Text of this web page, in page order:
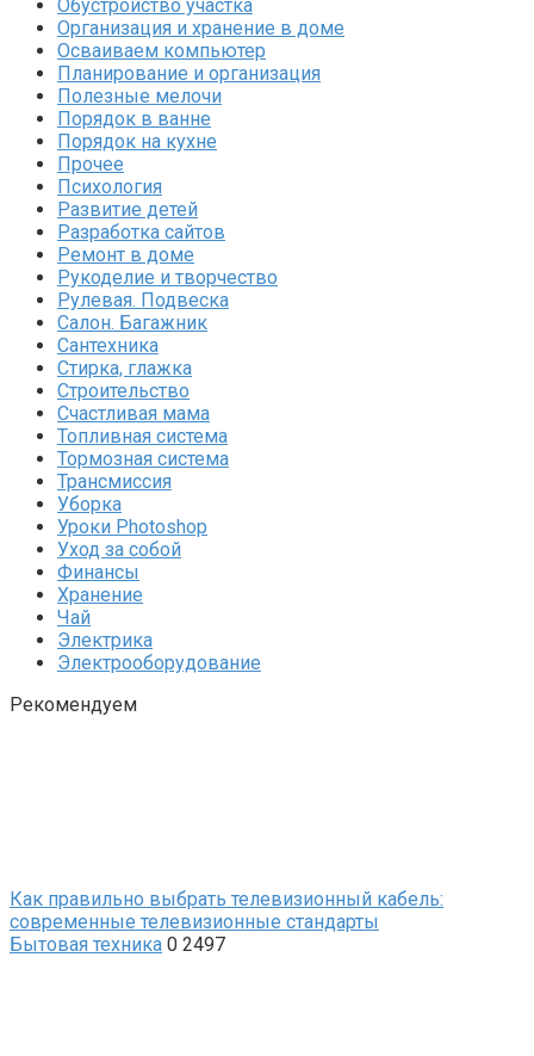
Обустройство участка
Организация и хранение в доме
Осваиваем компьютер
Планирование и организация
Полезные мелочи
Порядок в ванне
Порядок на кухне
Прочее
Психология
Развитие детей
Разработка сайтов
Ремонт в доме
Рукоделие и творчество
Рулевая. Подвеска
Салон. Багажник
Сантехника
Стирка, глажка
Строительство
Счастливая мама
Топливная система
Тормозная система
Трансмиссия
Уборка
Уроки Photoshop
Уход за собой
Финансы
Хранение
Чай
Электрика
Электрооборудование
Рекомендуем
Как правильно выбрать телевизионный кабель:
современные телевизионные стандарты
Бытовая техника 0 2497